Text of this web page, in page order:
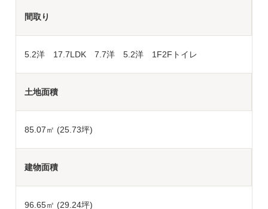
間取り
5.2洋 17.7LDK 7.7洋 5.2洋 1F2Fトイレ
土地面積
85.07㎡ (25.73坪)
建物面積
96.65㎡ (29.24坪)